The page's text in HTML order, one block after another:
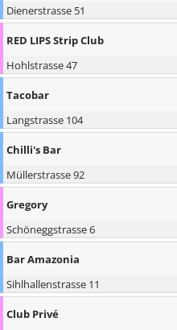
Dienerstrasse 51
RED LIPS Strip Club
Hohlstrasse 47
Tacobar
Langstrasse 104
Chilli's Bar
Müllerstrasse 92
Gregory
Schöneggstrasse 6
Bar Amazonia
Sihlhallenstrasse 11
Club Privé